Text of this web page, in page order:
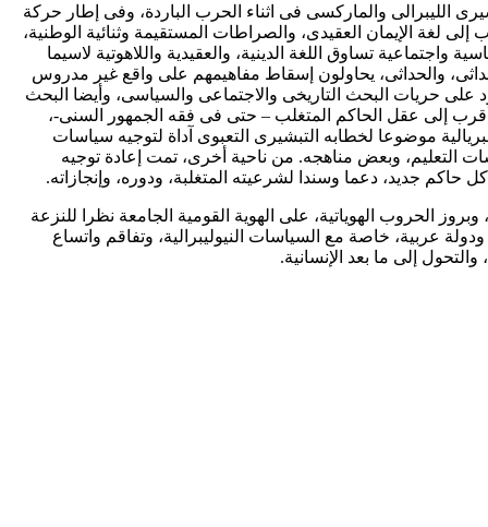
الليبرالى والماركسى فى اثناء الحرب الباردة، وفى إطار حركة
إلى لغة الإيمان العقيدى، والصراطات المستقيمة وثنائية الوطنية،
واجتماعية تساوق اللغة الدينية، والعقيدية واللاهوتية لاسيما
والحداثى، يحاولون إسقاط مفاهيمهم على واقع غير مدروس
على حريات البحث التاريخى والاجتماعى والسياسى، وأيضا البحث
أقرب إلى عقل الحاكم المتغلب – حتى فى فقه الجمهور السنى-،
موضوعا لخطابه التبشيرى التعبوى آداة لتوجيه سياسات
التعليم، وبعض مناهجه. من ناحية أخرى، تمت إعادة توجيه
جديد، دعما وسندا لشرعيته المتغلبة، ودوره، وإنجازاته.
الحروب الهوياتية، على الهوية القومية الجامعة نظرا للنزعة
عربية، خاصة مع السياسات النيوليبرالية، وتفاقم واتساع
إلى ما بعد الإنسانية.